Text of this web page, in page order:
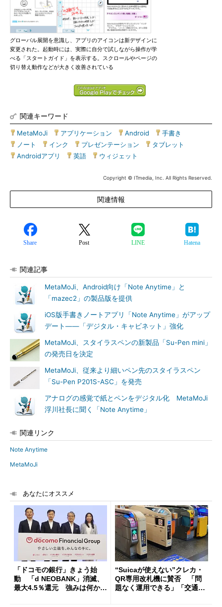
グローバル展開を意識し、アプリのアイコンは新デザインに
変更された。起動時には、実際に自分で試しながら操作が学
べる「スタートガイド」を表示する。スクロールやページの
切り替え動作などが大きく改善されている
関連キーワード
MetaMoJi アプリケーション Android 手書き
ノート
インク プレゼンテーション タブレット
Androidアプリ
英語 ウィジェット
Copyright © ITmedia, Inc. All Rights Reserved.
関連情報
Share Post LINE Hatena
関連記事
MetaMoJi、Android向け「Note Anytime」と
「mazec2」の製品版を提供
iOS版手書きノートアプリ「Note Anytime」がアップ
デート――「デジタル・キャビネット」強化
MetaMoJi、スタイラスペンの新製品「Su-Pen mini」
の発売日を決定
MetaMoJi、従来より細いペン先のスタイラスペン
「Su-Pen P201S-ASC」を発売
アナログの感覚で紙とペンをデジタル化 MetaMoJi
浮川社長に聞く「Note Anytime」
関連リンク
Note Anytime
MetaMoJi
あなたにオススメ
「ドコモの銀行」きょう始
動 「d NEOBANK」消滅、
最大4.5％還元 強みは何か解
“Suicaが使えない”クレカ・
QR専用改札機に賛否 「問
題なく運用できる」「交通系I